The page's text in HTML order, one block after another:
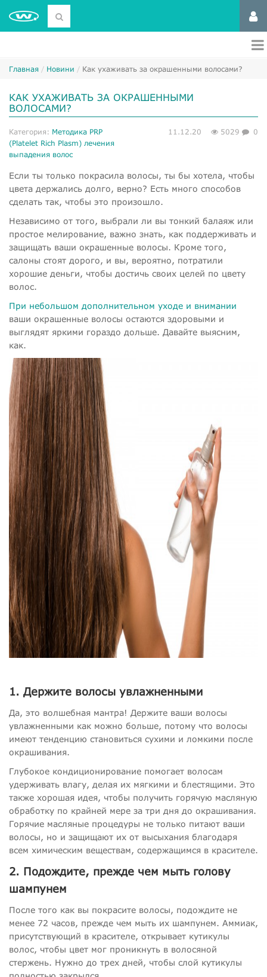
Главная Новини Как ухаживать за окрашенными волосами?
КАК УХАЖИВАТЬ ЗА ОКРАШЕННЫМИ
ВОЛОСАМИ?
Категория: Методика PRP
(Platelet Rich Plasm) лечения
выпадения волос
11.12.20 5029 0
Если ты только покрасила волосы, ты бы хотела, чтобы
цвета держались долго, верно? Есть много способов
сделать так, чтобы это произошло.
Независимо от того, выбрали ли вы тонкий балаяж или
простое мелирование, важно знать, как поддерживать и
защищать ваши окрашенные волосы. Кроме того,
салоны стоят дорого, и вы, вероятно, потратили
хорошие деньги, чтобы достичь своих целей по цвету
волос.
При небольшом дополнительном уходе и внимании
ваши окрашенные волосы остаются здоровыми и
выглядят яркими гораздо дольше. Давайте выясним,
как.
1. Держите волосы увлажненными
Да, это волшебная мантра! Держите ваши волосы
увлажненными как можно больше, потому что волосы
имеют тенденцию становиться сухими и ломкими после
окрашивания.
Глубокое кондиционирование помогает волосам
удерживать влагу, делая их мягкими и блестящими. Это
также хорошая идея, чтобы получить горячую масляную
обработку по крайней мере за три дня до окрашивания.
Горячие масляные процедуры не только питают ваши
волосы, но и защищают их от высыхания благодаря
всем химическим веществам, содержащимся в красителе.
2. Подождите, прежде чем мыть голову
шампунем
После того как вы покрасите волосы, подождите не
менее 72 часов, прежде чем мыть их шампунем. Аммиак,
присутствующий в красителе, открывает кутикулы
волос, чтобы цвет мог проникнуть в волосяной
стержень. Нужно до трех дней, чтобы слой кутикулы